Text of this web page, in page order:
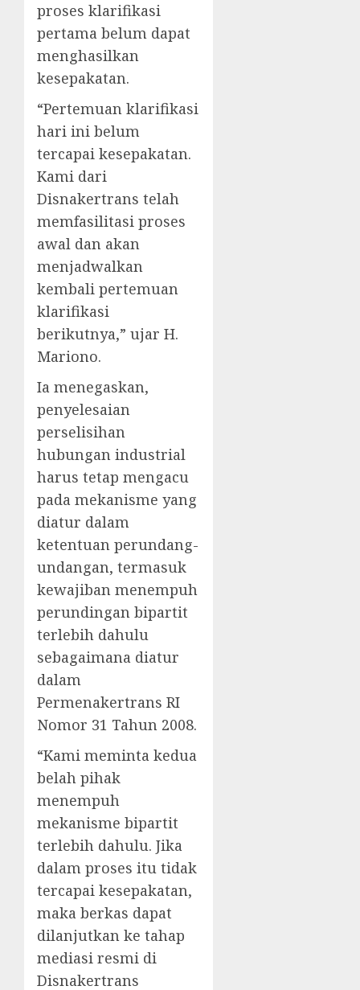
proses klarifikasi
pertama belum dapat
menghasilkan
kesepakatan.
“Pertemuan klarifikasi
hari ini belum
tercapai kesepakatan.
Kami dari
Disnakertrans telah
memfasilitasi proses
awal dan akan
menjadwalkan
kembali pertemuan
klarifikasi
berikutnya,” ujar H.
Mariono.
Ia menegaskan,
penyelesaian
perselisihan
hubungan industrial
harus tetap mengacu
pada mekanisme yang
diatur dalam
ketentuan perundang-
undangan, termasuk
kewajiban menempuh
perundingan bipartit
terlebih dahulu
sebagaimana diatur
dalam
Permenakertrans RI
Nomor 31 Tahun 2008.
“Kami meminta kedua
belah pihak
menempuh
mekanisme bipartit
terlebih dahulu. Jika
dalam proses itu tidak
tercapai kesepakatan,
maka berkas dapat
dilanjutkan ke tahap
mediasi resmi di
Disnakertrans